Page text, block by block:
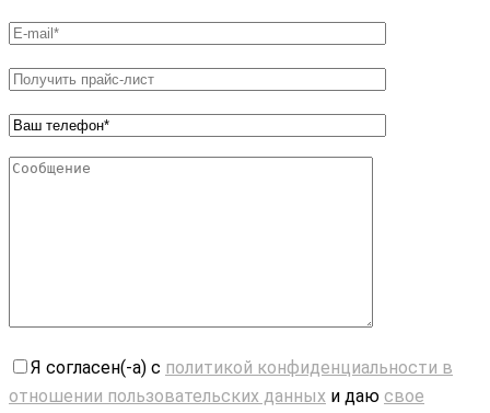
Я согласен(-а) с политикой конфиденциальности в
отношении пользовательских данных и даю свое